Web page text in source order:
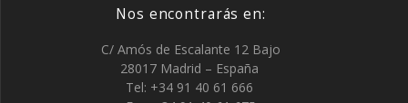
Nos encontrarás en:
C/ Amós de Escalante 12 Bajo
28017 Madrid – España
Tel: +34 91 40 61 666